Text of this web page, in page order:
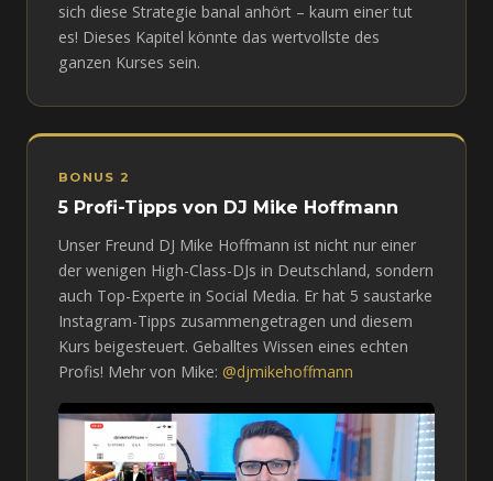
sich diese Strategie banal anhört – kaum einer tut
es! Dieses Kapitel könnte das wertvollste des
ganzen Kurses sein.
BONUS 2
5 Profi-Tipps von DJ Mike Hoffmann
Unser Freund DJ Mike Hoffmann ist nicht nur einer
der wenigen High-Class-DJs in Deutschland, sondern
auch Top-Experte in Social Media. Er hat 5 saustarke
Instagram-Tipps zusammengetragen und diesem
Kurs beigesteuert. Geballtes Wissen eines echten
Profis! Mehr von Mike: @djmikehoffmann